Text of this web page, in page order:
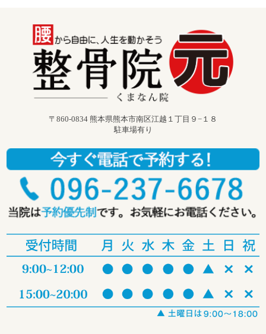
〒860-0834 熊本県熊本市南区江越１丁目９−１８
駐車場有り